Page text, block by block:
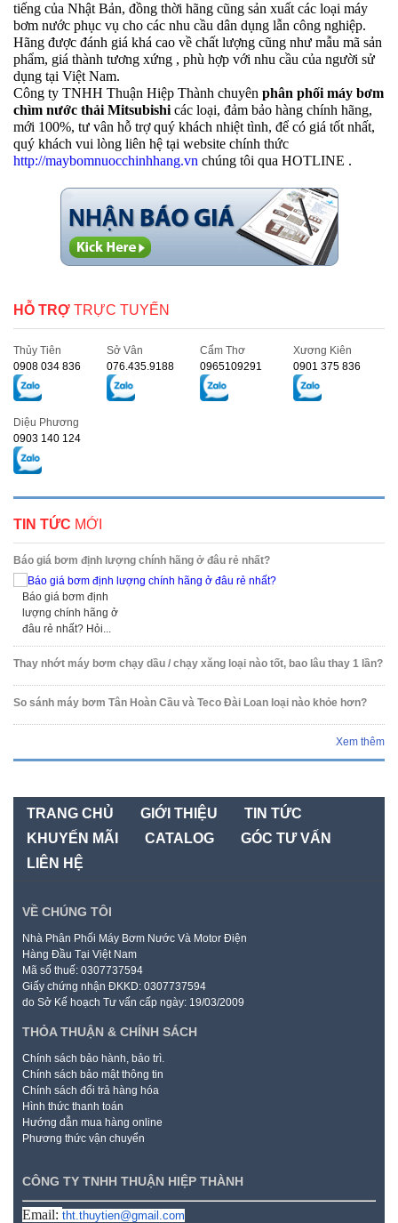
tiếng của Nhật Bản, đồng thời hãng cũng sản xuất các loại máy
bơm nước phục vụ cho các nhu cầu dân dụng lẫn công nghiệp.
Hãng được đánh giá khá cao về chất lượng cũng như mẫu mã sản
phẩm, giá thành tương xứng , phù hợp với nhu cầu của người sử
dụng tại Việt Nam.
Công ty TNHH Thuận Hiệp Thành chuyên phân phối máy bơm
chìm nước thải Mitsubishi các loại, đảm bảo hàng chính hãng,
mới 100%, tư vân hỗ trợ quý khách nhiệt tình, để có giá tốt nhất,
quý khách vui lòng liên hệ tại website chính thức
http://maybomnuocchinhhang.vn chúng tôi qua HOTLINE .
HỖ TRỢ TRỰC TUYẾN
Thủy Tiên
0908 034 836
Sở Vân
076.435.9188
Cẩm Thơ
0965109291
Xương Kiên
0901 375 836
Diệu Phương
0903 140 124
TIN TỨC MỚI
Báo giá bơm định lượng chính hãng ở đâu rẻ nhất?
Báo giá bơm định
lượng chính hãng ở
đâu rẻ nhất? Hỏi...
Thay nhớt máy bơm chạy dầu / chạy xăng loại nào tốt, bao lâu thay 1 lần?
So sánh máy bơm Tân Hoàn Cầu và Teco Đài Loan loại nào khỏe hơn?
Xem thêm
TRANG CHỦ GIỚI THIỆU
TIN TỨC
KHUYẾN MÃI
CATALOG
GÓC TƯ VẤN
LIÊN HỆ
VỀ CHÚNG TÔI
Nhà Phân Phối Máy Bơm Nước Và Motor Điện
Hàng Đầu Tại Việt Nam
Mã số thuế: 0307737594
Giấy chứng nhận ĐKKD: 0307737594
do Sở Kế hoạch Tư vấn cấp ngày: 19/03/2009
THỎA THUẬN & CHÍNH SÁCH
Chính sách bảo hành, bảo trì.
Chính sách bảo mật thông tin
Chính sách đổi trả hàng hóa
Hình thức thanh toán
Hướng dẫn mua hàng online
Phương thức vận chuyển
CÔNG TY TNHH THUẬN HIỆP THÀNH
Email: tht.thuytien@gmail.com